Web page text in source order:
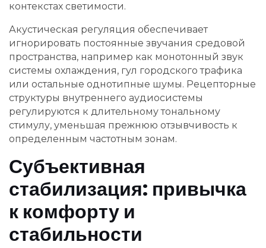
контекстах светимости.
Акустическая регуляция обеспечивает
игнорировать постоянные звучания средовой
пространства, например как монотонный звук
системы охлаждения, гул городского трафика
или остальные однотипные шумы. Рецепторные
структуры внутреннего аудиосистемы
регулируются к длительному тональному
стимулу, уменьшая прежнюю отзывчивость к
определенным частотным зонам.
Субъективная
стабилизация: привычка
к комфорту и
стабильности